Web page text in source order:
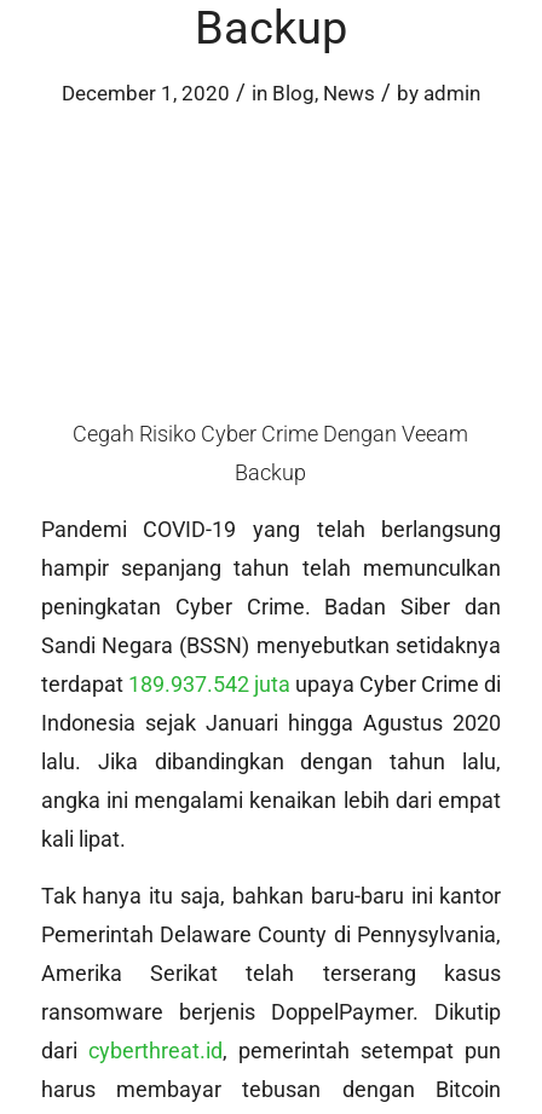
Backup
December 1, 2020 / in Blog, News / by admin
Cegah Risiko Cyber Crime Dengan Veeam
Backup
Pandemi COVID-19 yang telah berlangsung
hampir sepanjang tahun telah memunculkan
peningkatan Cyber Crime. Badan Siber dan
Sandi Negara (BSSN) menyebutkan setidaknya
terdapat 189.937.542 juta upaya Cyber Crime di
Indonesia sejak Januari hingga Agustus 2020
lalu. Jika dibandingkan dengan tahun lalu,
angka ini mengalami kenaikan lebih dari empat
kali lipat.
Tak hanya itu saja, bahkan baru-baru ini kantor
Pemerintah Delaware County di Pennysylvania,
Amerika Serikat telah terserang kasus
ransomware berjenis DoppelPaymer. Dikutip
dari cyberthreat.id, pemerintah setempat pun
harus membayar tebusan dengan Bitcoin